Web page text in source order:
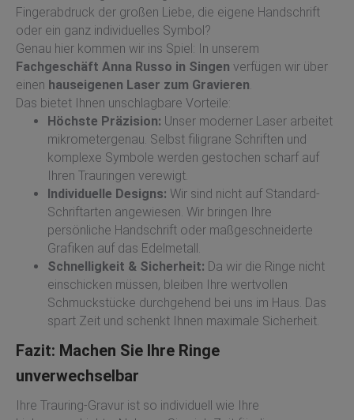
Fingerabdruck der großen Liebe, die eigene Handschrift
oder ein ganz individuelles Symbol?
Genau hier kommen wir ins Spiel: In unserem
Fachgeschäft Anna Russo in Singen verfügen wir über
einen hauseigenen Laser zum Gravieren.
Das bietet Ihnen unschlagbare Vorteile:
Höchste Präzision: Unser moderner Laser arbeitet
mikrometergenau. Selbst filigrane Schriften und
komplexe Symbole werden gestochen scharf auf
Ihren Trauringen verewigt.
Individuelle Designs: Wir sind nicht auf Standard-
Schriftarten angewiesen. Wir bringen Ihre
persönliche Handschrift oder maßgeschneiderte
Grafiken auf das Edelmetall.
Schnelligkeit & Sicherheit: Da wir die Ringe nicht
einschicken müssen, bleiben Ihre wertvollen
Schmuckstücke durchgehend bei uns im Haus. Das
spart Zeit und schenkt Ihnen maximale Sicherheit.
Fazit: Machen Sie Ihre Ringe
unverwechselbar
Ihre Trauring-Gravur ist so individuell wie Ihre